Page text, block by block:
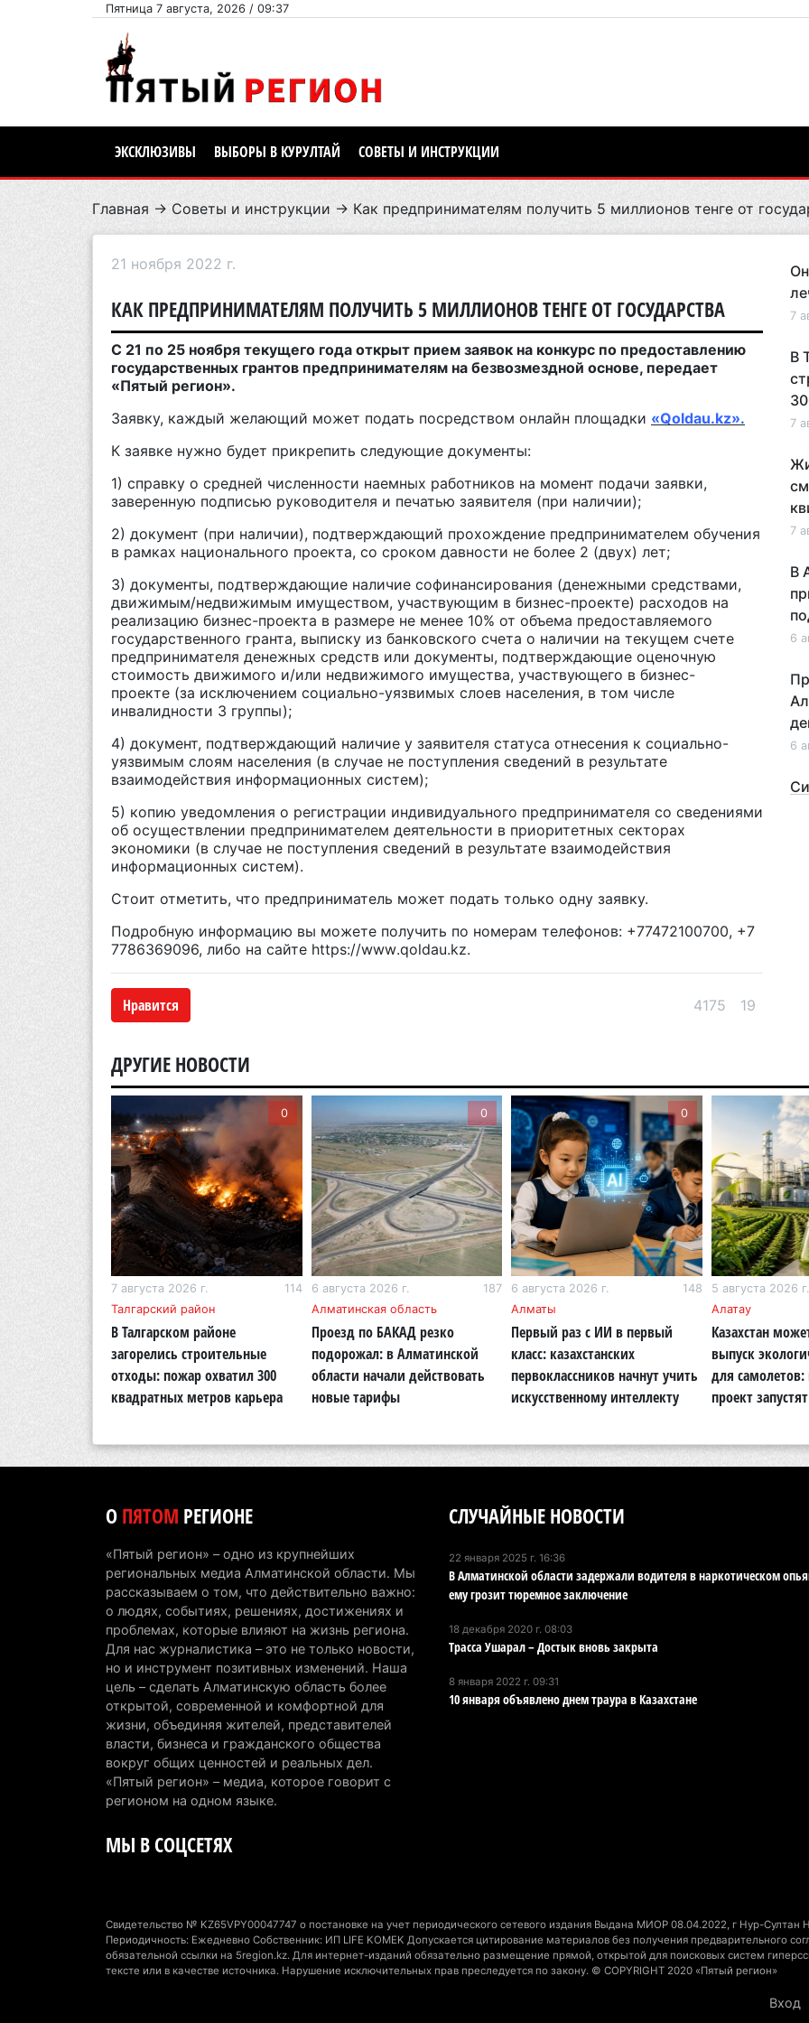
Пятница 7 августа, 2026 / 09:37
ЭКСКЛЮЗИВЫ ВЫБОРЫ В КУРУЛТАЙ СОВЕТЫ И ИНСТРУКЦИИ
Главная → Советы и инструкции → Как предпринимателям получить 5 миллионов тенге от
21 ноября 2022 г.
КАК ПРЕДПРИНИМАТЕЛЯМ ПОЛУЧИТЬ 5 МИЛЛИОНОВ ТЕНГЕ ОТ ГОСУДАРСТВА
С 21 по 25 ноября текущего года открыт прием заявок на конкурс по предоставлению
государственных грантов предпринимателям на безвозмездной основе, передает
«Пятый регион».
Заявку, каждый желающий может подать посредством онлайн площадки «Qoldau.kz».
К заявке нужно будет прикрепить следующие документы:
1) справку о средней численности наемных работников на момент подачи заявки,
заверенную подписью руководителя и печатью заявителя (при наличии);
2) документ (при наличии), подтверждающий прохождение предпринимателем обучения
в рамках национального проекта, со сроком давности не более 2 (двух) лет;
3) документы, подтверждающие наличие софинансирования (денежными средствами,
движимым/недвижимым имуществом, участвующим в бизнес-проекте) расходов на
реализацию бизнес-проекта в размере не менее 10% от объема предоставляемого
государственного гранта, выписку из банковского счета о наличии на текущем счете
предпринимателя денежных средств или документы, подтверждающие оценочную
стоимость движимого и/или недвижимого имущества, участвующего в бизнес-
проекте (за исключением социально-уязвимых слоев населения, в том числе
инвалидности 3 группы);
4) документ, подтверждающий наличие у заявителя статуса отнесения к социально-
уязвимым слоям населения (в случае не поступления сведений в результате
взаимодействия информационных систем);
5) копию уведомления о регистрации индивидуального предпринимателя со сведениями
об осуществлении предпринимателем деятельности в приоритетных секторах
экономики (в случае не поступления сведений в результате взаимодействия
информационных систем).
Стоит отметить, что предприниматель может подать только одну заявку.
Подробную информацию вы можете получить по номерам телефонов: +77472100700, +7
7786369096, либо на сайте https://www.qoldau.kz.
Нравится 4175 19
7
В
7
7
В
6
6
6
5
5
5
5
5
В
4
ДРУГИЕ НОВОСТИ
0
7 августа 2026 г.
114
Талгарский район
В Талгарском районе
загорелись строительные
отходы: пожар охватил 300
квадратных метров карьера
0
6 августа 2026 г.
187
Алматинская область
Проезд по БАКАД резко
подорожал: в Алматинской
области начали действовать
новые тарифы
0
6 августа 2026 г.
148
Алматы
Первый раз с ИИ в первый
класс: казахстанских
первоклассников начнут учить
искусственному интеллекту
5 августа 2026 г.
Алатау
Казахстан
выпуск
для
проект
ОПЯТОМ РЕГИОНЕ
«Пятый регион» – одно из крупнейших
региональных медиа Алматинской области. Мы
рассказываем о том, что действительно важно:
о людях, событиях, решениях, достижениях и
проблемах, которые влияют на жизнь региона.
Для нас журналистика – это не только новости,
но и инструмент позитивных изменений. Наша
цель – сделать Алматинскую область более
открытой, современной и комфортной для
жизни, объединяя жителей, представителей
власти, бизнеса и гражданского общества
вокруг общих ценностей и реальных дел.
«Пятый регион» – медиа, которое говорит с
регионом на одном языке.
МЫ В СОЦСЕТЯХ
СЛУЧАЙНЫЕ НОВОСТИ
22 января 2025 г. 16:36
В Алматинской области задержали водителя в наркотическом
ему грозит тюремное заключение
18 декабря 2020 г. 08:03
Трасса Ушарал – Достык вновь закрыта
8 января 2022 г. 09:31
10 января объявлено днем траура в Казахстане
Свидетельство № KZ65VPY00047747 о постановке на учет периодического сетевого издания Выдана МИОР 08.04.2022, г Нур-Султан
Периодичность: Ежедневно Собственник: ИП LIFE KOMEK Допускается цитирование материалов без получения предварительного
обязательной ссылки на 5region.kz. Для интернет-изданий обязательно размещение прямой, открытой для поисковых систем
тексте или в качестве источника. Нарушение исключительных прав преследуется по закону. © COPYRIGHT 2020 «Пятый регион»
Вход